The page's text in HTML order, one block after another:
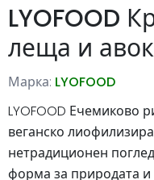
LYOFOOD
леща и
Марка: LYOFOOD
LYOFOOD Ечемиково
веганско
нетрадиционен
форма за природата и